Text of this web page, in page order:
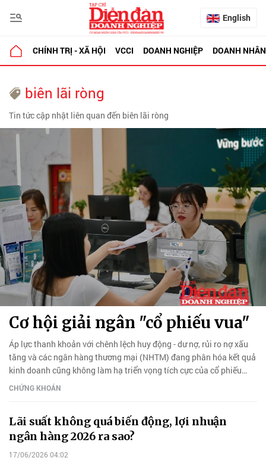
English
CHÍNH TRỊ - XÃ HỘI VCCI DOANH NGHIỆP DOANH NHÂN
biên lãi ròng
Tin tức cập nhật liên quan đến biên lãi ròng
Cơ hội giải ngân "cổ phiếu vua"
Áp lực thanh khoản với chênh lệch huy động - dư nợ, rủi ro nợ xấu
tăng và các ngân hàng thương mại (NHTM) đang phân hóa kết quả
kinh doanh cũng không làm hạ triển vọng tích cực của cổ phiếu
ngân hàng, được mệnh danh "cổ phiếu vua".
CHỨNG KHOÁN
Lãi suất không quá biến động, lợi nhuận
ngân hàng 2026 ra sao?
17/06/2026 04:02